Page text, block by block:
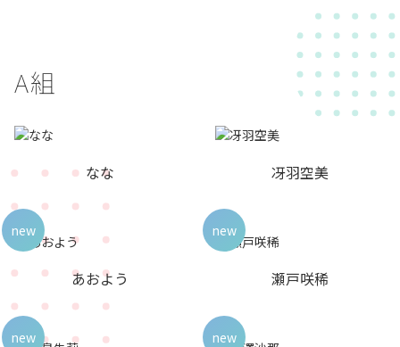
A組
なな 冴羽空美
あおよう
new
瀬戸咲稀
new
new new